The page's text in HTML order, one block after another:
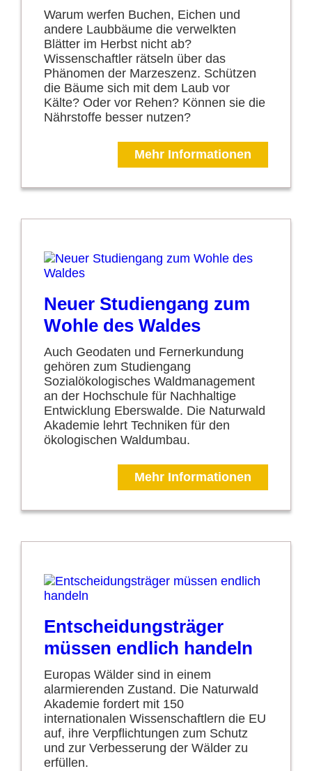
Warum werfen Buchen, Eichen und
andere Laubbäume die verwelkten
Blätter im Herbst nicht ab?
Wissenschaftler rätseln über das
Phänomen der Marzeszenz. Schützen
die Bäume sich mit dem Laub vor
Kälte? Oder vor Rehen? Können sie die
Nährstoffe besser nutzen?
Mehr Informationen
Neuer Studiengang zum
Wohle des Waldes
Auch Geodaten und Fernerkundung
gehören zum Studiengang
Sozialökologisches Waldmanagement
an der Hochschule für Nachhaltige
Entwicklung Eberswalde. Die Naturwald
Akademie lehrt Techniken für den
ökologischen Waldumbau.
Mehr Informationen
Entscheidungsträger
müssen endlich handeln
Europas Wälder sind in einem
alarmierenden Zustand. Die Naturwald
Akademie fordert mit 150
internationalen Wissenschaftlern die EU
auf, ihre Verpflichtungen zum Schutz
und zur Verbesserung der Wälder zu
erfüllen.